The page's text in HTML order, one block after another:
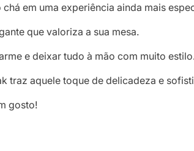
em uma experiência ainda mais
que valoriza a sua mesa.
e deixar tudo à mão com muito estilo.
traz aquele toque de delicadeza e
gosto!